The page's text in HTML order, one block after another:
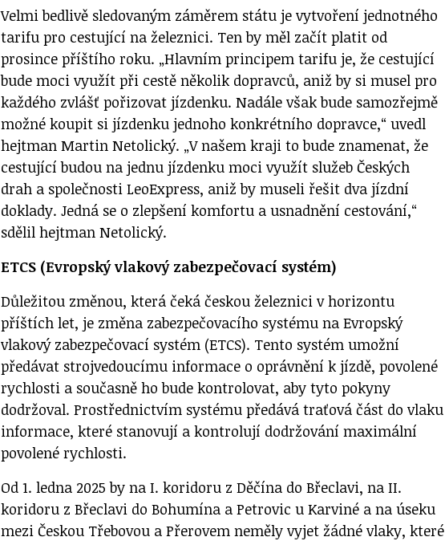
Velmi bedlivě sledovaným záměrem státu je vytvoření jednotného
tarifu pro cestující na železnici. Ten by měl začít platit od
prosince příštího roku. „Hlavním principem tarifu je, že cestující
bude moci využít při cestě několik dopravců, aniž by si musel pro
každého zvlášť pořizovat jízdenku. Nadále však bude samozřejmě
možné koupit si jízdenku jednoho konkrétního dopravce,“ uvedl
hejtman Martin Netolický. „V našem kraji to bude znamenat, že
cestující budou na jednu jízdenku moci využít služeb Českých
drah a společnosti LeoExpress, aniž by museli řešit dva jízdní
doklady. Jedná se o zlepšení komfortu a usnadnění cestování,“
sdělil hejtman Netolický.
ETCS (Evropský vlakový zabezpečovací systém)
Důležitou změnou, která čeká českou železnici v horizontu
příštích let, je změna zabezpečovacího systému na Evropský
vlakový zabezpečovací systém (ETCS). Tento systém umožní
předávat strojvedoucímu informace o oprávnění k jízdě, povolené
rychlosti a současně ho bude kontrolovat, aby tyto pokyny
dodržoval. Prostřednictvím systému předává traťová část do vlaku
informace, které stanovují a kontrolují dodržování maximální
povolené rychlosti.
Od 1. ledna 2025 by na I. koridoru z Děčína do Břeclavi, na II.
koridoru z Břeclavi do Bohumína a Petrovic u Karviné a na úseku
mezi Českou Třebovou a Přerovem neměly vyjet žádné vlaky, které